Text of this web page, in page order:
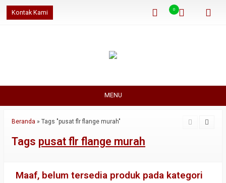
Kontak Kami 0
MENU
Beranda » Tags "pusat flr flange murah"
Tags pusat flr flange murah
Maaf, belum tersedia produk pada kategori